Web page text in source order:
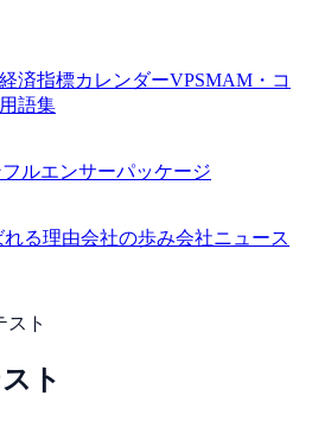
経済指標カレンダーVPSMAM・コ
用語集
ルエンサーパッケージ
れる理由会社の歩み会社ニュース
スト
ト